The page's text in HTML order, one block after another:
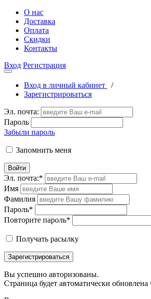
О нас
Доставка
Оплата
Скидки
Контакты
Вход Регистрация
Вход в личный кабинет
/
Зарегистрироваться
Эл. почта:
Пароль
Забыли пароль
Запомнить меня
Войти
Эл. почта:*
Имя
Фамилия
Пароль*
Повторите пароль*
Получать расылку
Зарегистрироваться
Вы успешно авторизованы.
Страница будет автоматически обновлена